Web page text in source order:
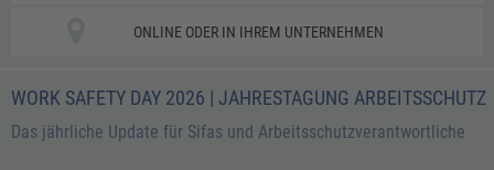
ONLINE ODER IN IHREM UNTERNEHMEN
WORK SAFETY DAY 2026 | JAHRESTAGUNG ARBEITSSCHUTZ
Das jährliche Update für Sifas und Arbeitsschutzverantwortliche